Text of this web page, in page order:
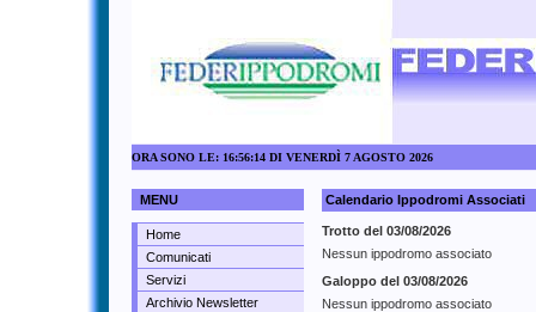
ORA SONO LE: 16:56:14 DI VENERDÌ 7 AGOSTO 2026
MENU
Home
Comunicati
Servizi
Archivio Newsletter
Calendario Ippodromi Associati
Trotto del 03/08/2026
Nessun ippodromo associato
Galoppo del 03/08/2026
Nessun ippodromo associato